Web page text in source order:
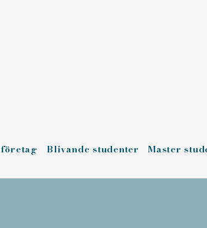
Blivande studenter Master